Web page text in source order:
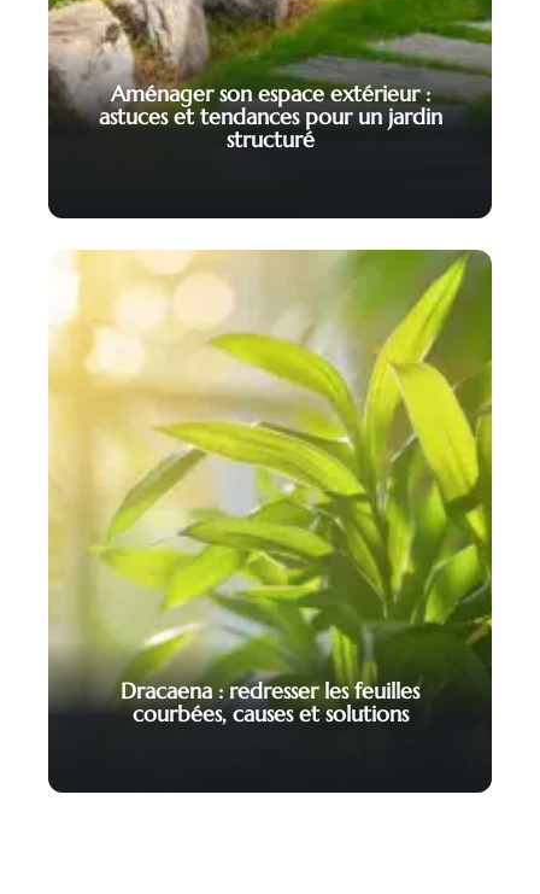
Aménager son espace extérieur :
astuces et tendances pour un jardin
structuré
Dracaena : redresser les feuilles
courbées, causes et solutions